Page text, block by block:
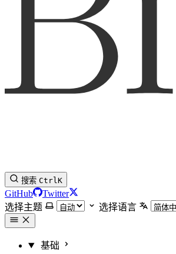
搜索 CtrlK
GitHub
Twitter
选择主题
选择语言
基础